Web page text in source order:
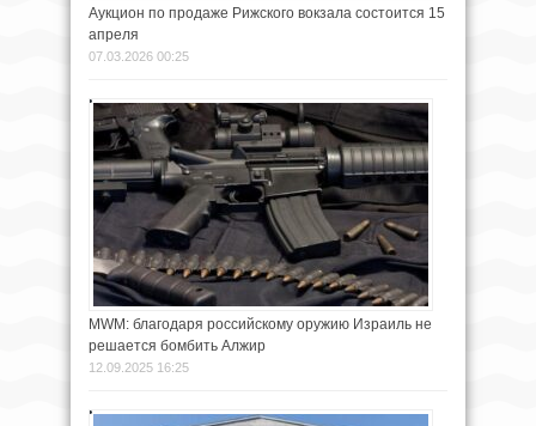
Аукцион по продаже Рижского вокзала состоится 15
апреля
07.03.2026 00:25
MWM: благодаря российскому оружию Израиль не
решается бомбить Алжир
12.09.2025 16:25